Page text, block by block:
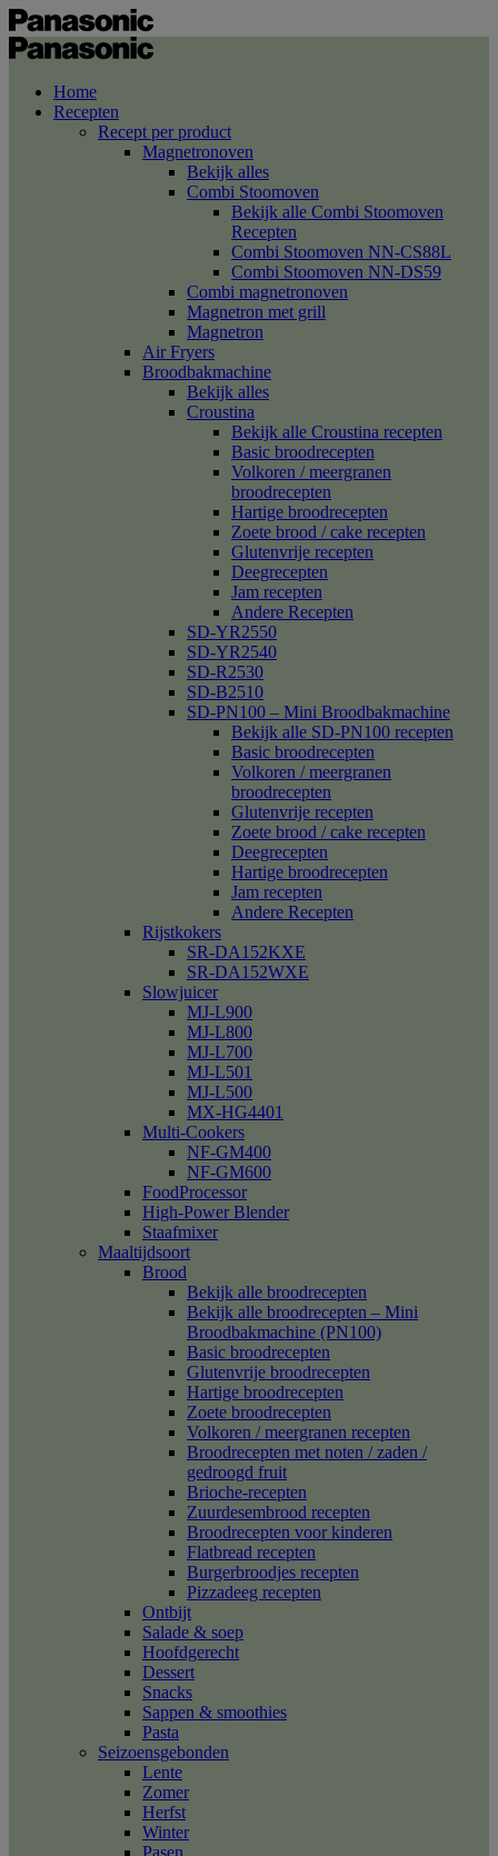
Home
Recepten
Recept per product
Magnetronoven
Bekijk alles
Combi Stoomoven
Bekijk alle Combi Stoomoven
Recepten
Combi Stoomoven NN-CS88L
Combi Stoomoven NN-DS59
Combi magnetronoven
Magnetron met grill
Magnetron
Air Fryers
Broodbakmachine
Bekijk alles
Croustina
Bekijk alle Croustina recepten
Basic broodrecepten
Volkoren / meergranen
broodrecepten
Hartige broodrecepten
Zoete brood / cake recepten
Glutenvrije recepten
Deegrecepten
Jam recepten
Andere Recepten
SD-YR2550
SD-YR2540
SD-R2530
SD-B2510
SD-PN100 – Mini Broodbakmachine
Bekijk alle SD-PN100 recepten
Basic broodrecepten
Volkoren / meergranen
broodrecepten
Glutenvrije recepten
Zoete brood / cake recepten
Deegrecepten
Hartige broodrecepten
Jam recepten
Andere Recepten
Rijstkokers
SR-DA152KXE
SR-DA152WXE
Slowjuicer
MJ-L900
MJ-L800
MJ-L700
MJ-L501
MJ-L500
MX-HG4401
Multi-Cookers
NF-GM400
NF-GM600
FoodProcessor
High-Power Blender
Staafmixer
Maaltijdsoort
Brood
Bekijk alle broodrecepten
Bekijk alle broodrecepten – Mini
Broodbakmachine (PN100)
Basic broodrecepten
Glutenvrije broodrecepten
Hartige broodrecepten
Zoete broodrecepten
Volkoren / meergranen recepten
Broodrecepten met noten / zaden /
gedroogd fruit
Brioche-recepten
Zuurdesembrood recepten
Broodrecepten voor kinderen
Flatbread recepten
Burgerbroodjes recepten
Pizzadeeg recepten
Ontbijt
Salade & soep
Hoofdgerecht
Dessert
Snacks
Sappen & smoothies
Pasta
Seizoensgebonden
Lente
Zomer
Herfst
Winter
Pasen